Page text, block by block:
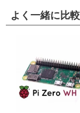
よく一緒に比